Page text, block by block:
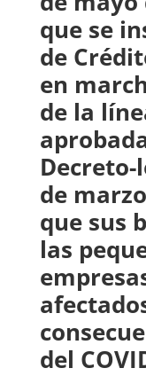
que se
de
en
de la
Decreto-
de
que sus
las
del